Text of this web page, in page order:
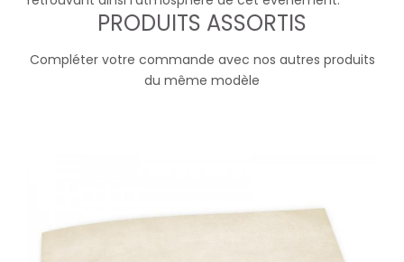
PRODUITS ASSORTIS
Compléter votre commande avec nos autres produits
du même modèle